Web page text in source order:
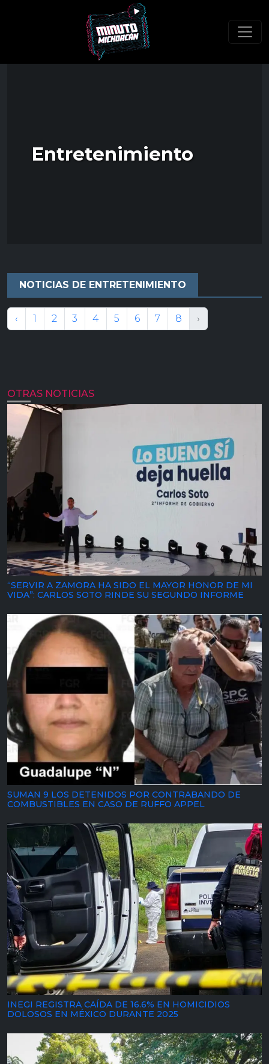
Entretenimiento
NOTICIAS DE ENTRETENIMIENTO
‹ 1 2 3 4 5 6 7 8 ›
OTRAS NOTICIAS
“SERVIR A ZAMORA HA SIDO EL MAYOR HONOR DE MI
VIDA”: CARLOS SOTO RINDE SU SEGUNDO INFORME
SUMAN 9 LOS DETENIDOS POR CONTRABANDO DE
COMBUSTIBLES EN CASO DE RUFFO APPEL
INEGI REGISTRA CAÍDA DE 16.6% EN HOMICIDIOS
DOLOSOS EN MÉXICO DURANTE 2025